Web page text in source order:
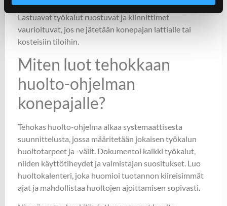
tarkkuutensa, kun niitä säilytetään huolimattomasti.
Lastuavat työkalut ruostuvat ja kiinnittimet
vaurioituvat, jos ne jätetään konepajan lattialle tai
kosteisiin tiloihin.
Miten luot tehokkaan
huolto-ohjelman
konepajalle?
Tehokas huolto-ohjelma alkaa systemaattisesta
suunnittelusta, jossa määritetään jokaisen työkalun
huoltotarpeet ja -välit. Dokumentoi kaikki työkalut,
niiden käyttötiheydet ja valmistajan suositukset. Luo
huoltokalenteri, joka huomioi tuotannon kiireisimmät
ajat ja mahdollistaa huoltojen ajoittamisen sopivasti.